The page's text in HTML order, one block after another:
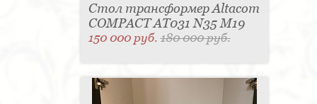
Стол трансформер Altacom
COMPACT AT031 N35 M19
150 000 руб.180 000 руб.